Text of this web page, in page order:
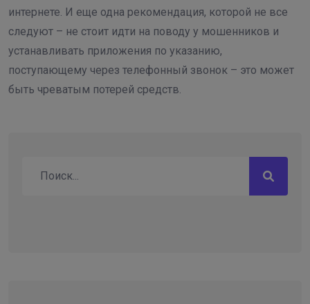
интернете. И еще одна рекомендация, которой не все
следуют – не стоит идти на поводу у мошенников и
устанавливать приложения по указанию,
поступающему через телефонный звонок – это может
быть чреватым потерей средств.